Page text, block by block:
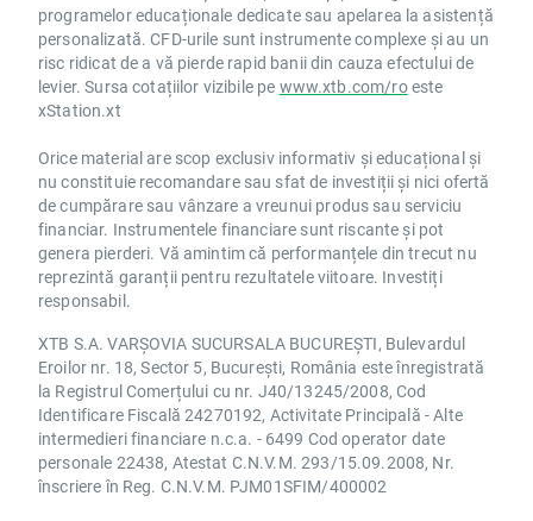
programelor educaționale dedicate sau apelarea la asistență
personalizată. CFD-urile sunt instrumente complexe și au un
risc ridicat de a vă pierde rapid banii din cauza efectului de
levier. Sursa cotațiilor vizibile pe www.xtb.com/roeste
xStation.xt
Orice material are scop exclusiv informativ și educațional și
nu constituie recomandare sau sfat de investiții și nici ofertă
de cumpărare sau vânzare a vreunui produs sau serviciu
financiar. Instrumentele financiare sunt riscante și pot
genera pierderi. Vă amintim că performanțele din trecut nu
reprezintă garanții pentru rezultatele viitoare. Investiți
responsabil.
XTB S.A. VARȘOVIA SUCURSALA BUCUREȘTI, Bulevardul
Eroilor nr. 18, Sector 5, București, România este înregistrată
la Registrul Comerțului cu nr. J40/13245/2008, Cod
Identificare Fiscală 24270192, Activitate Principală - Alte
intermedieri financiare n.c.a. - 6499 Cod operator date
personale 22438, Atestat C.N.V.M. 293/15.09.2008, Nr.
înscriere în Reg. C.N.V.M. PJM01SFIM/400002